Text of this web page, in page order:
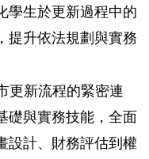
學生於更新過程中的
提升依法規劃與實務
更新流程的緊密連
礎與實務技能，全面
設計、財務評估到權